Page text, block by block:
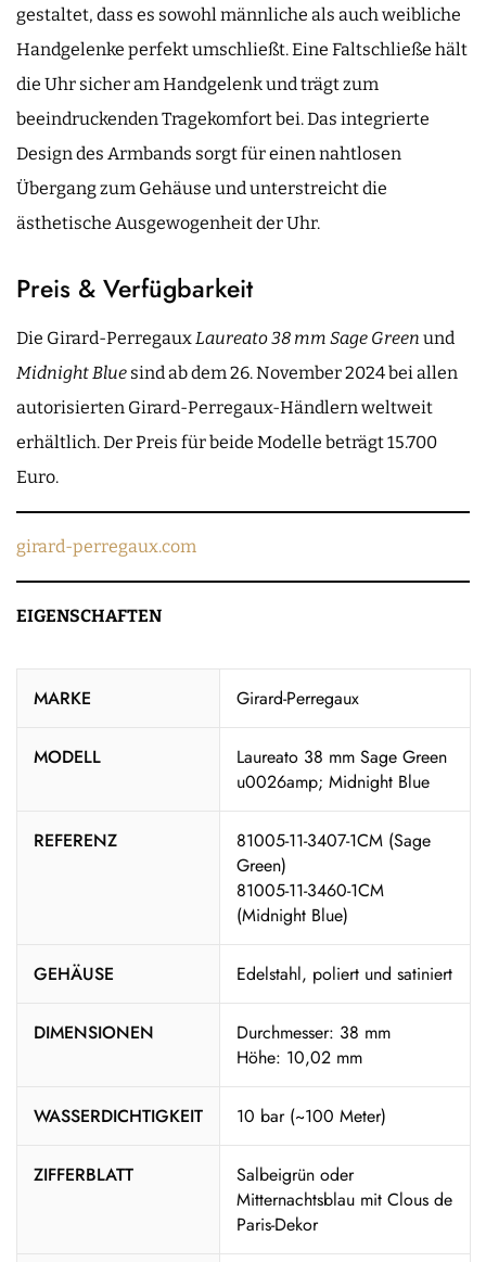
gestaltet, dass es sowohl männliche als auch weibliche
Handgelenke perfekt umschließt. Eine Faltschließe hält
die Uhr sicher am Handgelenk und trägt zum
beeindruckenden Tragekomfort bei. Das integrierte
Design des Armbands sorgt für einen nahtlosen
Übergang zum Gehäuse und unterstreicht die
ästhetische Ausgewogenheit der Uhr.
Preis & Verfügbarkeit
Die Girard-PerregauxLaureato 38 mm Sage Green und
Midnight Blue sind ab dem 26. November 2024 bei allen
autorisierten Girard-Perregaux-Händlern weltweit
erhältlich. Der Preis für beide Modelle beträgt 15.700
Euro.
girard-perregaux.com
EIGENSCHAFTEN
MARKE Girard-Perregaux
MODELL
Laureato 38 mm Sage Green
u0026amp; Midnight Blue
REFERENZ
81005-11-3407-1CM (Sage
Green)
81005-11-3460-1CM
(Midnight Blue)
GEHÄUSE Edelstahl, poliert und satiniert
DIMENSIONEN
Durchmesser: 38 mm
Höhe: 10,02 mm
WASSERDICHTIGKEIT 10 bar (~100 Meter)
ZIFFERBLATT
Salbeigrün oder
Mitternachtsblau mit Clous de
Paris-Dekor